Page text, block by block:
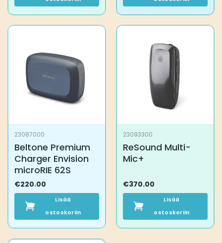
23087000
Beltone Premium
Charger Envision
microRIE 62S
€220.00
Lisää
ostoskoriin
23093300
ReSound Multi-
Mic+
€370.00
Lisää
ostoskoriin